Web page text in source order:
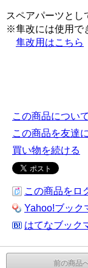
スペアパーツとし
※隼改には使用で
隼改用はこちら
この商品につい
この商品を友達
買い物を続ける
この商品をロ
Yahoo!ブック
はてなブック
前の商品